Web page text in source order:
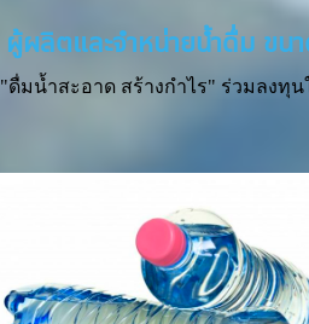
ผู้ผลิตและจำหน่ายน้ำดื่ม ขนา
"ดื่มน้ำสะอาด สร้างกำไร" ร่วมลงทุ